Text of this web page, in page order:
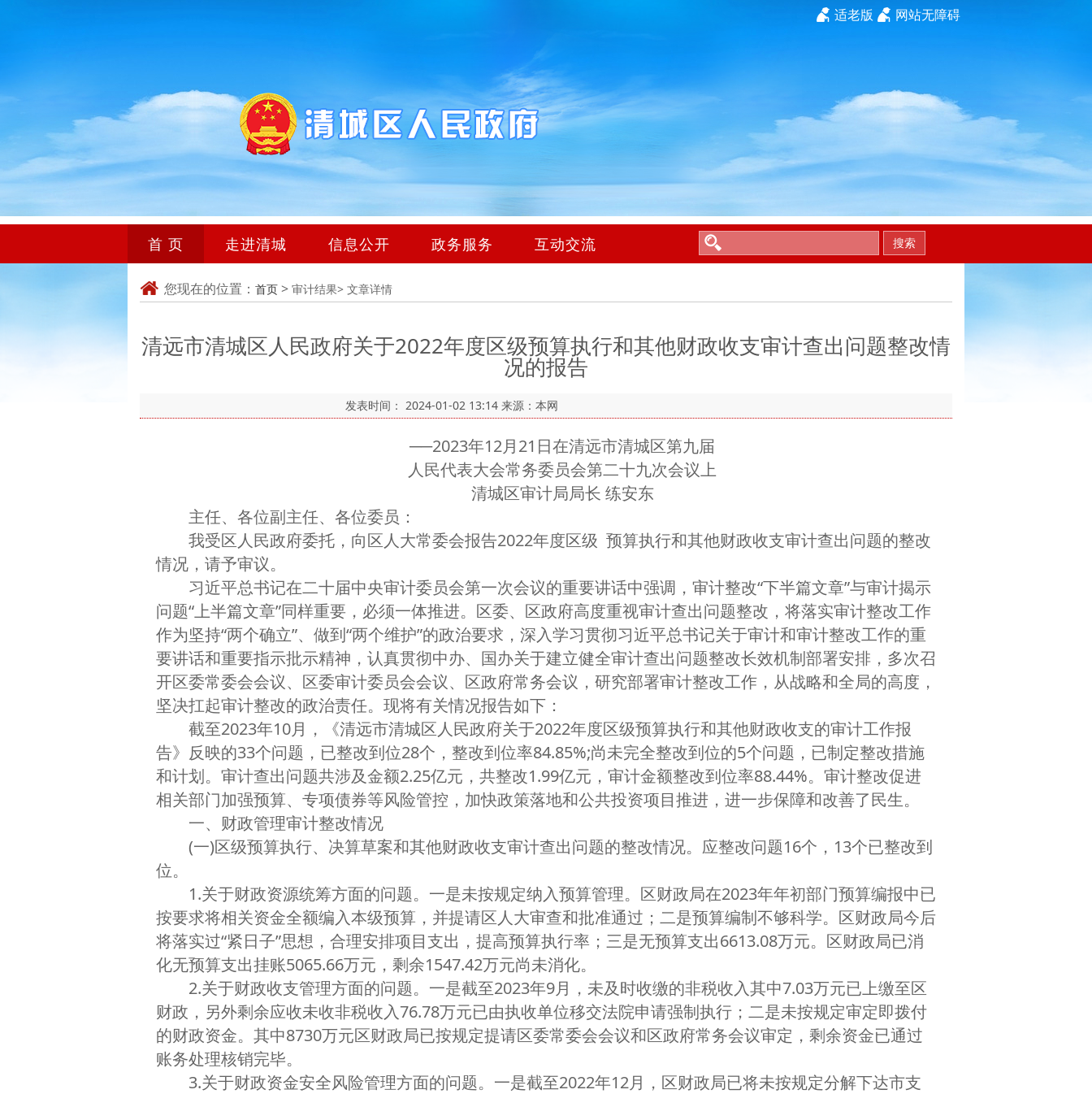
网站无障碍
适老版
首 页 走进清城 信息公开 政务服务 互动交流 搜索
您现在的位置： 首页 > 审计结果> 文章详情
清远市清城区人民政府关于2022年度区级预算执行和其他财政收支审计查出问题整改情
况的报告
发表时间： 2024-01-02 13:14 来源：本网
──2023年12月21日在清远市清城区第九届
人民代表大会常务委员会第二十九次会议上
清城区审计局局长 练安东
主任、各位副主任、各位委员：
我受区人民政府委托，向区人大常委会报告2022年度区级 预算执行和其他财政收支审计查出问题的整改
情况，请予审议。
习近平总书记在二十届中央审计委员会第一次会议的重要讲话中强调，审计整改“下半篇文章”与审计揭示
问题“上半篇文章”同样重要，必须一体推进。区委、区政府高度重视审计查出问题整改，将落实审计整改工作
作为坚持“两个确立”、做到“两个维护”的政治要求，深入学习贯彻习近平总书记关于审计和审计整改工作的重
要讲话和重要指示批示精神，认真贯彻中办、国办关于建立健全审计查出问题整改长效机制部署安排，多次召
开区委常委会会议、区委审计委员会会议、区政府常务会议，研究部署审计整改工作，从战略和全局的高度，
坚决扛起审计整改的政治责任。现将有关情况报告如下：
截至2023年10月，《清远市清城区人民政府关于2022年度区级预算执行和其他财政收支的审计工作报
告》反映的33个问题，已整改到位28个，整改到位率84.85%;尚未完全整改到位的5个问题，已制定整改措施
和计划。审计查出问题共涉及金额2.25亿元，共整改1.99亿元，审计金额整改到位率88.44%。审计整改促进
相关部门加强预算、专项债券等风险管控，加快政策落地和公共投资项目推进，进一步保障和改善了民生。
一、财政管理审计整改情况
(一)区级预算执行、决算草案和其他财政收支审计查出问题的整改情况。应整改问题16个，13个已整改到
位。
1.关于财政资源统筹方面的问题。一是未按规定纳入预算管理。区财政局在2023年年初部门预算编报中已
按要求将相关资金全额编入本级预算，并提请区人大审查和批准通过；二是预算编制不够科学。区财政局今后
将落实过“紧日子”思想，合理安排项目支出，提高预算执行率；三是无预算支出6613.08万元。区财政局已消
化无预算支出挂账5065.66万元，剩余1547.42万元尚未消化。
2.关于财政收支管理方面的问题。一是截至2023年9月，未及时收缴的非税收入其中7.03万元已上缴至区
财政，另外剩余应收未收非税收入76.78万元已由执收单位移交法院申请强制执行；二是未按规定审定即拨付
的财政资金。其中8730万元区财政局已按规定提请区委常委会会议和区政府常务会议审定，剩余资金已通过
账务处理核销完毕。
3.关于财政资金安全风险管理方面的问题。一是截至2022年12月，区财政局已将未按规定分解下达市支